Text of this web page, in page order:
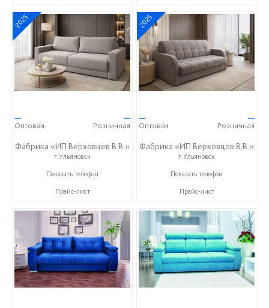
2025
—
Оптовая
—
Розничная
Фабрика «ИП Верховцев В.В.»
г.Ульяновск
8-987-637-27-82
Показать телефон
Прайс-лист
2025
—
Оптовая
—
Розничная
Фабрика «ИП Верховцев В.В.»
г.Ульяновск
8-987-637-27-82
Показать телефон
Прайс-лист